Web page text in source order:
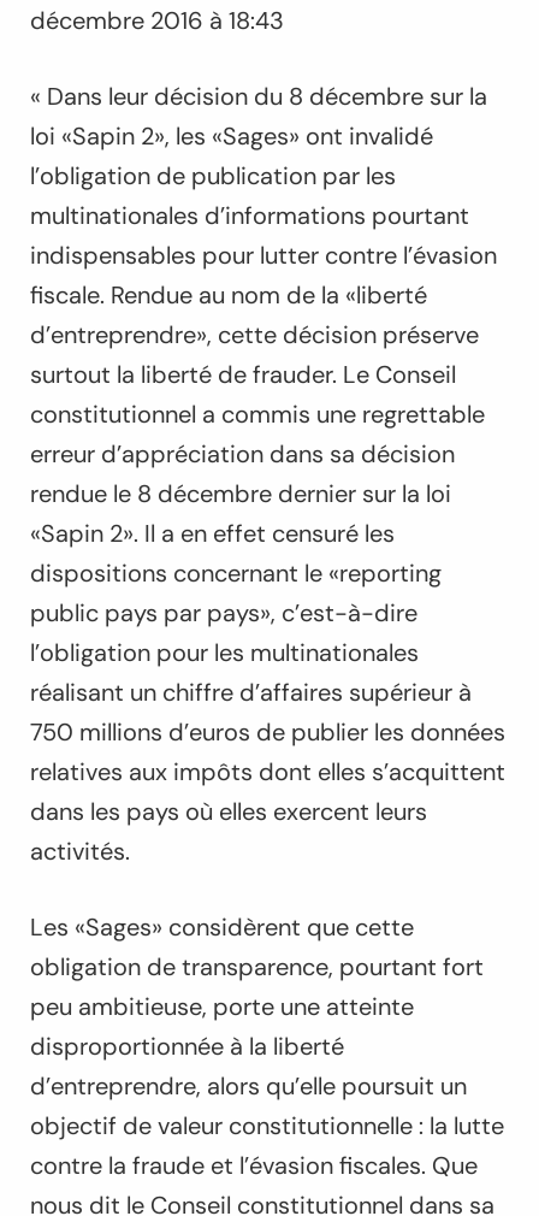
décembre 2016 à 18:43
« Dans leur décision du 8 décembre sur la
loi «Sapin 2», les «Sages» ont invalidé
l’obligation de publication par les
multinationales d’informations pourtant
indispensables pour lutter contre l’évasion
fiscale. Rendue au nom de la «liberté
d’entreprendre», cette décision préserve
surtout la liberté de frauder. Le Conseil
constitutionnel a commis une regrettable
erreur d’appréciation dans sa décision
rendue le 8 décembre dernier sur la loi
«Sapin 2». Il a en effet censuré les
dispositions concernant le «reporting
public pays par pays», c’est-à-dire
l’obligation pour les multinationales
réalisant un chiffre d’affaires supérieur à
750 millions d’euros de publier les données
relatives aux impôts dont elles s’acquittent
dans les pays où elles exercent leurs
activités.
Les «Sages» considèrent que cette
obligation de transparence, pourtant fort
peu ambitieuse, porte une atteinte
disproportionnée à la liberté
d’entreprendre, alors qu’elle poursuit un
objectif de valeur constitutionnelle : la lutte
contre la fraude et l’évasion fiscales. Que
nous dit le Conseil constitutionnel dans sa